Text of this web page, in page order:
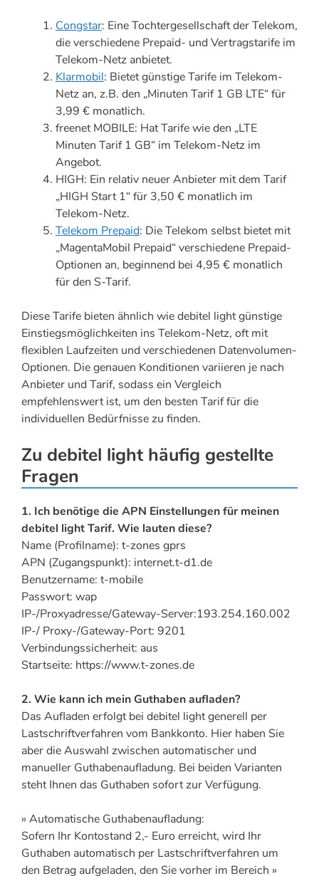
Congstar: Eine Tochtergesellschaft der Telekom,
die verschiedene Prepaid- und Vertragstarife im
Telekom-Netz anbietet.
Klarmobil: Bietet günstige Tarife im Telekom-
Netz an, z.B. den „Minuten Tarif 1 GB LTE“ für
3,99 € monatlich.
freenet MOBILE: Hat Tarife wie den „LTE
Minuten Tarif 1 GB“ im Telekom-Netz im
Angebot.
HIGH: Ein relativ neuer Anbieter mit dem Tarif
„HIGH Start 1“ für 3,50 € monatlich im
Telekom-Netz.
Telekom Prepaid: Die Telekom selbst bietet mit
„MagentaMobil Prepaid“ verschiedene Prepaid-
Optionen an, beginnend bei 4,95 € monatlich
für den S-Tarif.
Diese Tarife bieten ähnlich wie debitel light günstige
Einstiegsmöglichkeiten ins Telekom-Netz, oft mit
flexiblen Laufzeiten und verschiedenen Datenvolumen-
Optionen. Die genauen Konditionen variieren je nach
Anbieter und Tarif, sodass ein Vergleich
empfehlenswert ist, um den besten Tarif für die
individuellen Bedürfnisse zu finden.
Zu debitel light häufig gestellte
Fragen
1. Ich benötige die APN Einstellungen für meinen
debitel light Tarif. Wie lauten diese?
Name (Profilname): t-zones gprs
APN (Zugangspunkt): internet.t-d1.de
Benutzername: t-mobile
Passwort: wap
IP-/Proxyadresse/Gateway-Server:193.254.160.002
IP-/ Proxy-/Gateway-Port: 9201
Verbindungssicherheit: aus
Startseite: https://www.t-zones.de
2. Wie kann ich mein Guthaben aufladen?
Das Aufladen erfolgt bei debitel light generell per
Lastschriftverfahren vom Bankkonto. Hier haben Sie
aber die Auswahl zwischen automatischer und
manueller Guthabenaufladung. Bei beiden Varianten
steht Ihnen das Guthaben sofort zur Verfügung.
» Automatische Guthabenaufladung:
Sofern Ihr Kontostand 2,- Euro erreicht, wird Ihr
Guthaben automatisch per Lastschriftverfahren um
den Betrag aufgeladen, den Sie vorher im Bereich »